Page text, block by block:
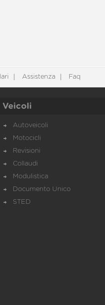
Assistenza Faq
Veicoli
Autoveicoli
Motocicli
Revisioni
Collaudi
Modulistica
Documento Unico
STED